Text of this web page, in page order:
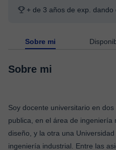
+ de 3 años de exp. dando
Sobre mi
Sobre mi
Soy docente universitario en
publica, en el área de ingeniería
diseño, y la otra una
ingeniería industrial. Entre las